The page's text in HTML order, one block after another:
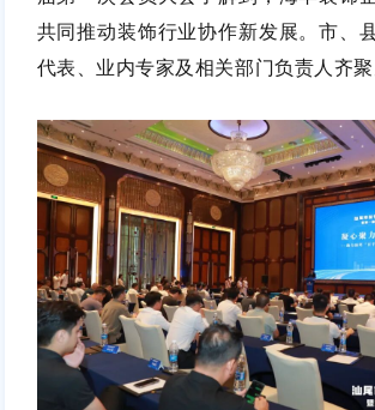
共同推动装饰行业协作新发展。市、
代表、业内专家及相关部门负责人齐聚